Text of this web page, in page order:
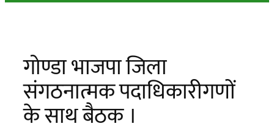
गोण्डा भाजपा जिला
संगठनात्मक पदाधिकारीगणों
के साथ बैठक ।